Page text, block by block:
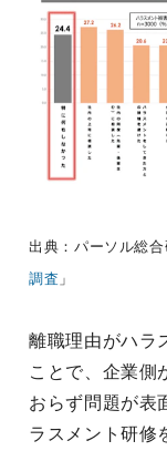
出典：パーソル総
調査 」
離職理由がハラ
ことで、企業側
おらず問題が表
ラスメント研修